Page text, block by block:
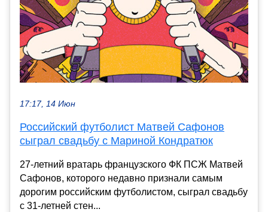
17:17, 14 Июн
Российский футболист Матвей Сафонов
сыграл свадьбу с Мариной Кондратюк
27-летний вратарь французского ФК ПСЖ Матвей
Сафонов, которого недавно признали самым
дорогим российским футболистом, сыграл свадьбу
с 31-летней стен...